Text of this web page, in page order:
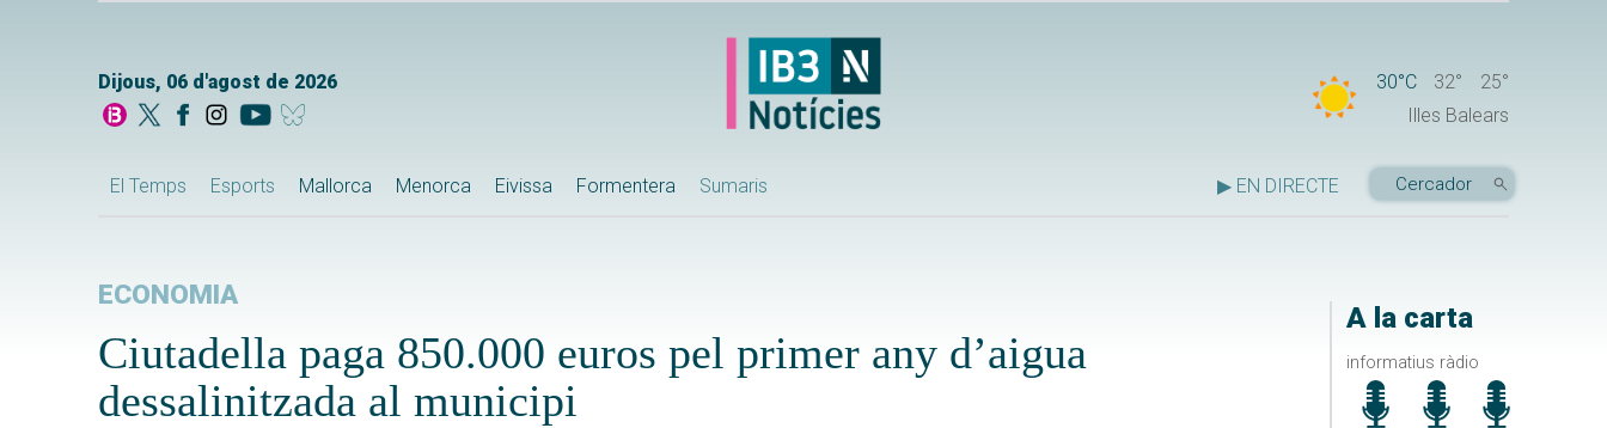
Dijous, 06 d'agost de 2026 30°C 32°
25°
Illes Balears
El Temps Esports Mallorca Menorca Eivissa Formentera Sumaris ▶ EN DIRECTE
A la carta
informatius ràdio
ECONOMIA
Ciutadella paga 850.000 euros pel primer any d’aigua
dessalinitzada al municipi